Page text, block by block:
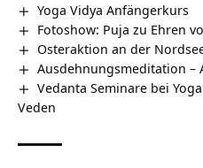
Yoga Vidya Anfängerkurs
Fotoshow: Puja zu Ehren
Osteraktion an der
Ausdehnungsmeditation –
Vedanta Seminare bei
Veden